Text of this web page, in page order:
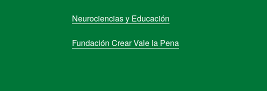
Neurociencias y Educación
Fundación Crear Vale la Pena